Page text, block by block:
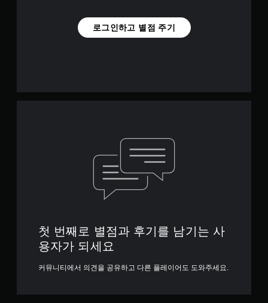
로그인하고 별점 주기
첫 번째로 별점과 후기를 남기는 사
용자가 되세요
커뮤니티에서 의견을 공유하고 다른 플레이어도 도와주세요.